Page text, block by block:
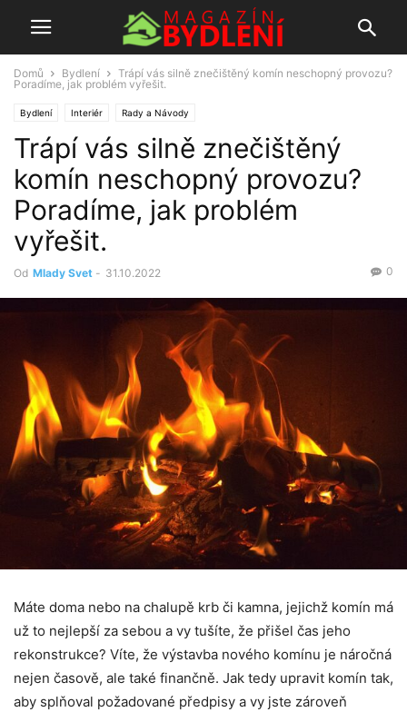
Domů Bydlení
Trápí vás silně znečištěný komín neschopný provozu?
Poradíme, jak problém vyřešit.
Bydlení Interiér Rady a Návody
Trápí vás silně znečištěný
komín neschopný provozu?
Poradíme, jak problém
vyřešit.
Od Mlady Svet - 31.10.2022 0
Máte doma nebo na chalupě krb či kamna, jejichž komín má
už to nejlepší za sebou a vy tušíte, že přišel čas jeho
rekonstrukce? Víte, že výstavba nového komínu je náročná
nejen časově, ale také finančně. Jak tedy upravit komín tak,
aby splňoval požadované předpisy a vy jste zároveň